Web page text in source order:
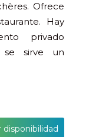
Ofrece
Hay
privado
se sirve un
disponibilidad